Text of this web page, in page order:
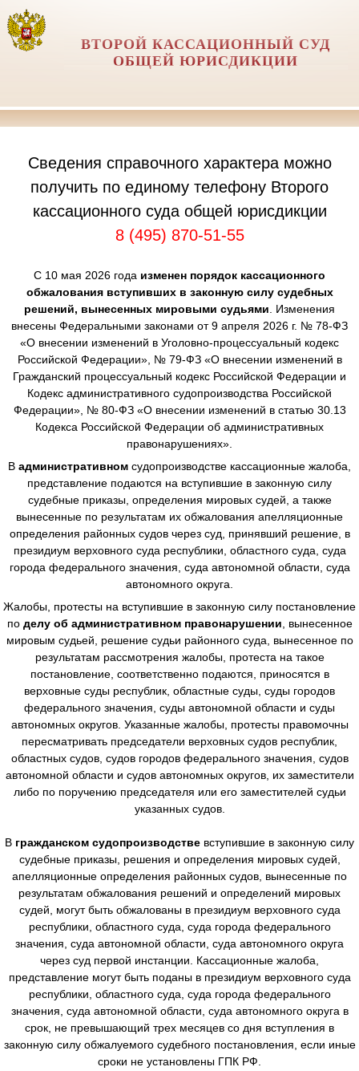
ВТОРОЙ КАССАЦИОННЫЙ СУД
ОБЩЕЙ ЮРИСДИКЦИИ
Сведения справочного характера можно
получить по единому телефону Второго
кассационного суда общей юрисдикции
8 (495) 870-51-55
С 10 мая 2026 года изменен порядок кассационного
обжалования вступивших в законную силу судебных
решений, вынесенных мировыми судьями . Изменения
внесены Федеральными законами от 9 апреля 2026 г. № 78-ФЗ
«О внесении изменений в Уголовно-процессуальный кодекс
Российской Федерации», № 79-ФЗ «О внесении изменений в
Гражданский процессуальный кодекс Российской Федерации и
Кодекс административного судопроизводства Российской
Федерации», № 80-ФЗ «О внесении изменений в статью 30.13
Кодекса Российской Федерации об административных
правонарушениях».
В административном судопроизводстве кассационные жалоба,
представление подаются на вступившие в законную силу
судебные приказы, определения мировых судей, а также
вынесенные по результатам их обжалования апелляционные
определения районных судов через суд, принявший решение, в
президиум верховного суда республики, областного суда, суда
города федерального значения, суда автономной области, суда
автономного округа.
Жалобы, протесты на вступившие в законную силу постановление
по делу об административном правонарушении , вынесенное
мировым судьей, решение судьи районного суда, вынесенное по
результатам рассмотрения жалобы, протеста на такое
постановление, соответственно подаются, приносятся в
верховные суды республик, областные суды, суды городов
федерального значения, суды автономной области и суды
автономных округов. Указанные жалобы, протесты правомочны
пересматривать председатели верховных судов республик,
областных судов, судов городов федерального значения, судов
автономной области и судов автономных округов, их заместители
либо по поручению председателя или его заместителей судьи
указанных судов.
В гражданском судопроизводстве вступившие в законную силу
судебные приказы, решения и определения мировых судей,
апелляционные определения районных судов, вынесенные по
результатам обжалования решений и определений мировых
судей, могут быть обжалованы в президиум верховного суда
республики, областного суда, суда города федерального
значения, суда автономной области, суда автономного округа
через суд первой инстанции. Кассационные жалоба,
представление могут быть поданы в президиум верховного суда
республики, областного суда, суда города федерального
значения, суда автономной области, суда автономного округа в
срок, не превышающий трех месяцев со дня вступления в
законную силу обжалуемого судебного постановления, если иные
сроки не установлены ГПК РФ.